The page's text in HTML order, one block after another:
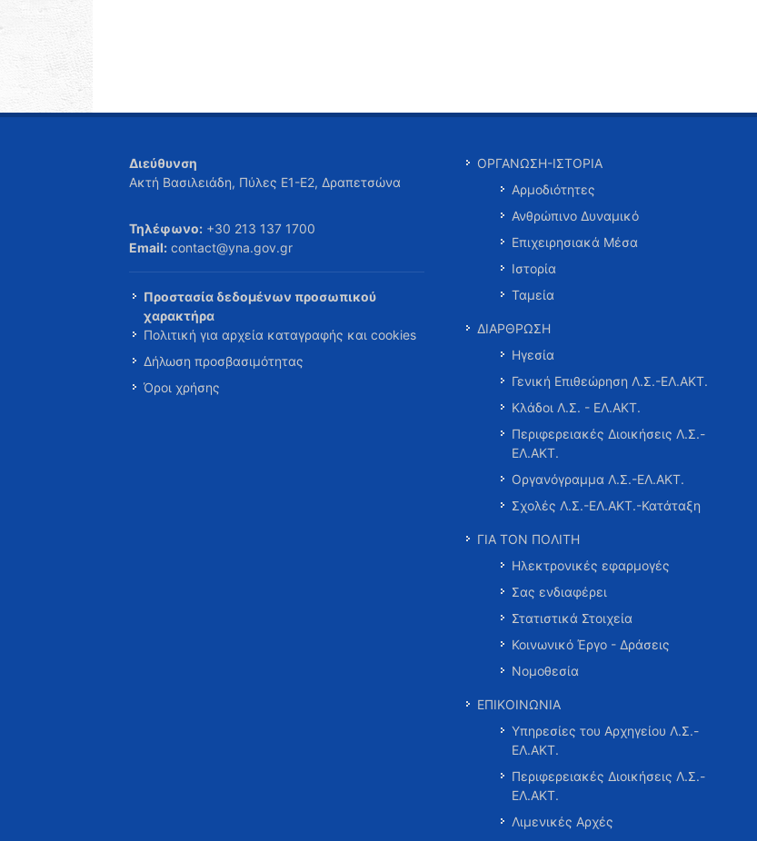
Διεύθυνση
Ακτή Βασιλειάδη, Πύλες Ε1-Ε2, Δραπετσώνα
Τηλέφωνο: +30 213 137 1700
Email: contact@yna.gov.gr
Προστασία δεδομένων προσωπικού
χαρακτήρα
Πολιτική για αρχεία καταγραφής και cookies
Δήλωση προσβασιμότητας
Όροι χρήσης
ΟΡΓΑΝΩΣΗ-ΙΣΤΟΡΙΑ
Αρμοδιότητες
Ανθρώπινο Δυναμικό
Επιχειρησιακά Μέσα
Ιστορία
Ταμεία
ΔΙΑΡΘΡΩΣΗ
Ηγεσία
Γενική Επιθεώρηση Λ.Σ.-ΕΛ.ΑΚΤ.
Κλάδοι Λ.Σ. - ΕΛ.ΑΚΤ.
Περιφερειακές Διοικήσεις Λ.Σ.-
ΕΛ.ΑΚΤ.
Οργανόγραμμα Λ.Σ.-ΕΛ.ΑΚΤ.
Σχολές Λ.Σ.-ΕΛ.ΑΚΤ.-Κατάταξη
ΓΙΑ ΤΟΝ ΠΟΛΙΤΗ
Ηλεκτρονικές εφαρμογές
Σας ενδιαφέρει
Στατιστικά Στοιχεία
Κοινωνικό Έργο - Δράσεις
Νομοθεσία
ΕΠΙΚΟΙΝΩΝΙΑ
Υπηρεσίες του Αρχηγείου Λ.Σ.-
ΕΛ.ΑΚΤ.
Περιφερειακές Διοικήσεις Λ.Σ.-
ΕΛ.ΑΚΤ.
Λιμενικές Αρχές